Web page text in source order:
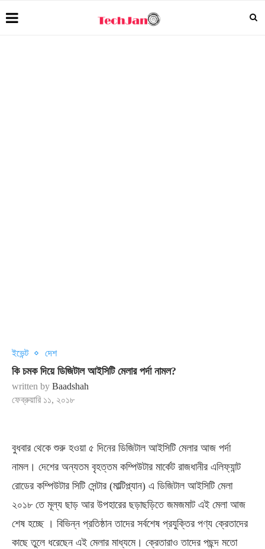
ইভেন্ট দেশ
কি চমক দিয়ে ডিজিটাল আইসিটি মেলার পর্দা নামল?
written by Baadshah
ফেব্রুয়ারি ১১, ২০১৮
বুধবার থেকে শুরু হওয়া ৫ দিনের ডিজিটাল আইসিটি মেলার আজ পর্দা
নামল। দেশের অন্যতম বৃহত্তম কম্পিউটার মার্কেট রাজধানীর এলিফ্যান্ট
রোডের কম্পিউটার সিটি সেন্টার (মাল্টিপ্ল্যান) এ ডিজিটাল আইসিটি মেলা
২০১৮ তে মূল্য ছাড় আর উপহারের ছড়াছড়িতে জমজমাট এই মেলা আজ
শেষ হচ্ছে । বিভিন্ন প্রতিষ্ঠান তাদের সর্বশেষ প্রযুক্তির পণ্য ক্রেতাদের
কাছে তুলে ধরেছেন এই মেলার মাধ্যমে। ক্রেতারাও তাদের পছন্দ মতো